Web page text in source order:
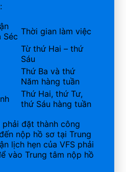
Séc Thời gian làm việc
Từ thứ Hai – thứ
Sáu
Thứ Ba và thứ
Năm hàng tuần
Thứ Hai, thứ Tư,
thứ Sáu hàng tuần
đặt thành công
nộp hồ sơ tại Trung
lịch hẹn của VFS phải
vào Trung tâm nộp hồ